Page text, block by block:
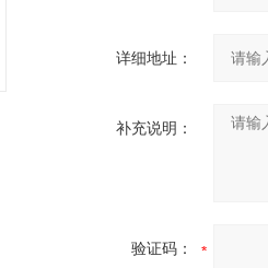
详细地址：
补充说明：
验证码：